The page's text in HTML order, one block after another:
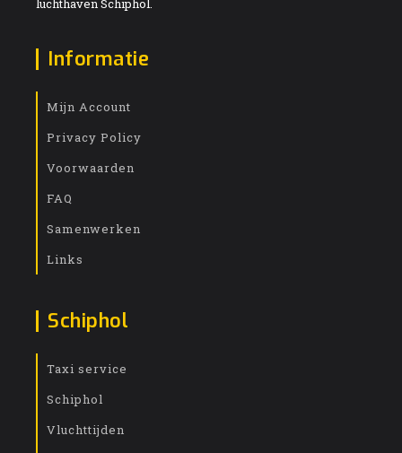
Informatie
Mijn Account
Privacy Policy
Voorwaarden
FAQ
Samenwerken
Links
Schiphol
Taxi service
Schiphol
Vluchttijden